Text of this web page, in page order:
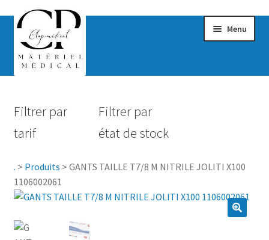
Menu
Hygiène
Maternité
Accessoires Salle de bain
Filtrer par
tarif
Filtrer par
état de stock
. > Produits > GANTS TAILLE T7/8 M NITRILE JOLITI X100
1106002061